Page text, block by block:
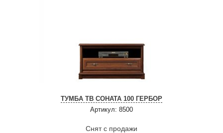
ТУМБА ТВ СОНАТА 100 ГЕРБОР
Артикул: 8500
Снят с продажи